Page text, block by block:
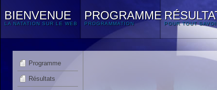
BIENVENUE
LA NATATION SUR LE WEB
PROGRAMME
PROGRAMMATION POUR TOUT
Programme
Résultats